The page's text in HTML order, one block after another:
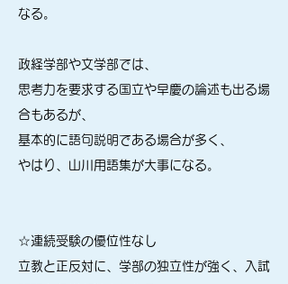
なる。
政経学部や文学部では、
思考力を要求する国立や早慶の論述も出る場
合もあるが、
基本的に語句説明である場合が多く、
やはり、山川用語集が大事になる。
☆連続受験の優位性なし
立教と正反対に、学部の独立性が強く、入試